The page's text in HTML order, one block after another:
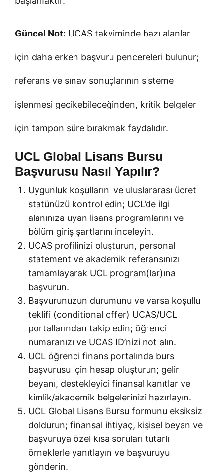
Güncel Not: UCAS takviminde bazı alanlar
için daha erken başvuru pencereleri bulunur;
referans ve sınav sonuçlarının sisteme
işlenmesi gecikebileceğinden, kritik belgeler
için tampon süre bırakmak faydalıdır.
UCL Global Lisans Bursu
Başvurusu Nasıl Yapılır?
Uygunluk koşullarını ve uluslararası ücret
statünüzü kontrol edin; UCL’de ilgi
alanınıza uyan lisans programlarını ve
bölüm giriş şartlarını inceleyin.
UCAS profilinizi oluşturun, personal
statement ve akademik referansınızı
tamamlayarak UCL program(lar)ına
başvurun.
Başvurunuzun durumunu ve varsa koşullu
teklifi (conditional offer) UCAS/UCL
portallarından takip edin; öğrenci
numaranızı ve UCAS ID’nizi not alın.
UCL öğrenci finans portalında burs
başvurusu için hesap oluşturun; gelir
beyanı, destekleyici finansal kanıtlar ve
kimlik/akademik belgelerinizi hazırlayın.
UCL Global Lisans Bursu formunu eksiksiz
doldurun; finansal ihtiyaç, kişisel beyan ve
başvuruya özel kısa soruları tutarlı
örneklerle yanıtlayın ve başvuruyu
gönderin.